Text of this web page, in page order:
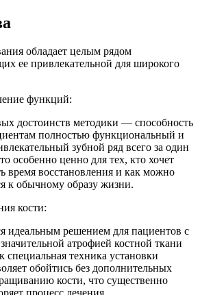
обладает целым рядом
ее привлекательной для широкого
функций:
достоинств методики — способность
полностью функциональный и
зубной ряд всего за один
особенно ценно для тех, кто хочет
время восстановления и как можно
к обычному образу жизни.
кости:
идеальным решением для пациентов с
атрофией костной ткани
специальная техника установки
обойтись без дополнительных
кости, что существенно